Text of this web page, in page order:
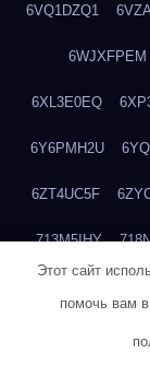
6VQ1DZQ1
6WJXFPEM
6XL3E0EQ
6Y6PMH2U
6ZT4UC5F
713M5IHY
Этот сайт
помочь вам